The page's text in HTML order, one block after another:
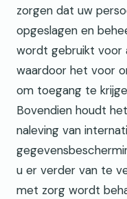
zorgen dat uw
opgeslagen en
wordt gebruikt voor
waardoor het voor
om toegang te
Bovendien houdt
naleving van
u er verder van te
met zorg wordt